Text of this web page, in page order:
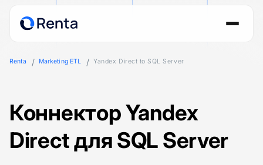
Renta Marketing ETL Yandex Direct to SQL Server
Коннектор Yandex
Direct для SQL Server